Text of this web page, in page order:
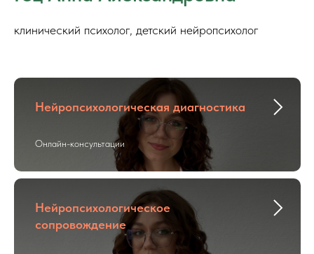
клинический психолог, детский нейропсихолог
Нейропсихологическая диагностика
Онлайн-консультации
Нейропсихологическое
сопровождение